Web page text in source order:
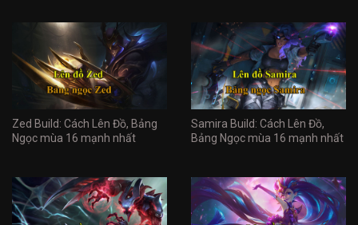
Zed Build: Cách Lên Đồ, Bảng
Ngọc mùa 16 mạnh nhất
Samira Build: Cách Lên Đồ,
Bảng Ngọc mùa 16 mạnh nhất